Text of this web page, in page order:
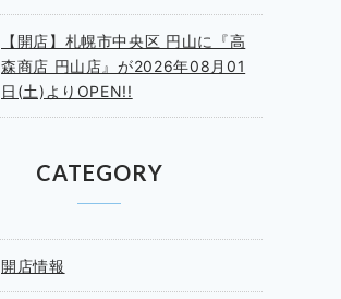
【開店】札幌市中央区 円山に『高
森商店 円山店』が2026年08月01
日(土)よりOPEN!!
CATEGORY
開店情報